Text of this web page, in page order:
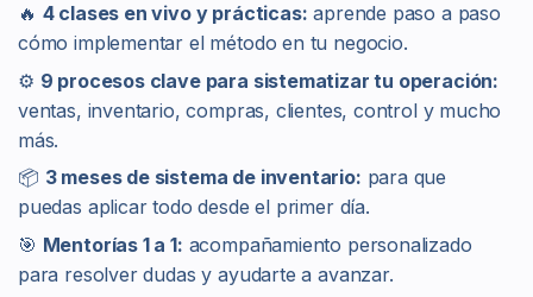
🔥 4 clases en vivo y prácticas: aprende paso a paso
cómo implementar el método en tu negocio.
⚙️ 9 procesos clave para sistematizar tu operación:
ventas, inventario, compras, clientes, control y mucho
más.
📦 3 meses de sistema de inventario: para que
puedas aplicar todo desde el primer día.
🎯 Mentorías 1 a 1: acompañamiento personalizado
para resolver dudas y ayudarte a avanzar.